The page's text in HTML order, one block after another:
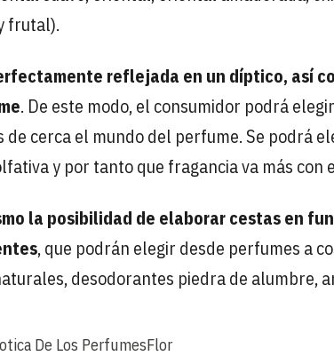
frutal).
reflejada en un díptico, así
. De este modo, el consumidor podrá
de cerca el mundo del perfume. Se podrá
y por tanto que fragancia va más con
la posibilidad de elaborar cestas en
, que podrán elegir desde perfumes a
desodorantes piedra de alumbre,
De Los PerfumesFlor